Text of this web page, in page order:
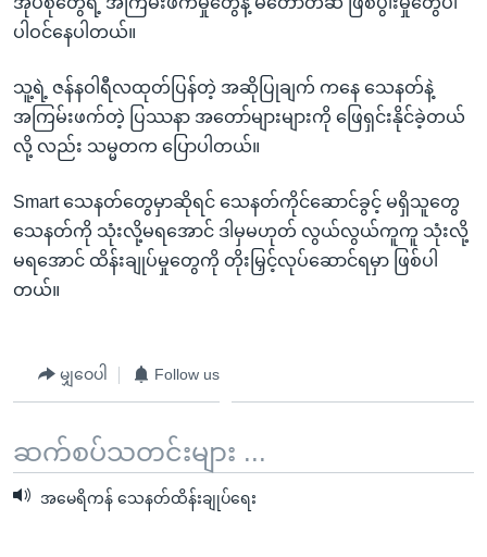
ပါဝင်နေပါတယ်။
သူ့ရဲ့ ဇန်နဝါရီလထုတ်ပြန်တဲ့ အဆိုပြုချက် ကနေ သေနတ်နဲ့
အကြမ်းဖက်တဲ့ ပြဿနာ အတော်များများကို ဖြေရှင်းနိုင်ခဲ့တယ်
လို့ လည်း သမ္မတက ပြောပါတယ်။
Smart သေနတ်တွေမှာဆိုရင် သေနတ်ကိုင်ဆောင်ခွင့် မရှိသူတွေ
သေနတ်ကို သုံးလို့မရအောင် ဒါမှမဟုတ် လွယ်လွယ်ကူကူ သုံးလို့
မရအောင် ထိန်းချုပ်မှုတွေကို တိုးမြှင့်လုပ်ဆောင်ရမှာ ဖြစ်ပါ
တယ်။
မျှဝေပါ Follow us
ဆက်စပ်သတင်းများ ...
အမေရိကန် သေနတ်ထိန်းချုပ်ရေး